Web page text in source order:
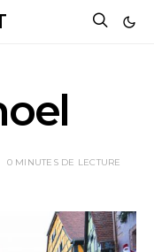
0 MINUTES DE LECTURE